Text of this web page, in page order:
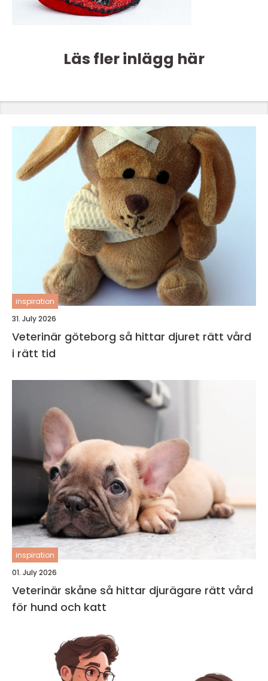
Läs fler inlägg här
inspiration
31. July 2026
Veterinär göteborg så hittar djuret rätt vård
i rätt tid
inspiration
01. July 2026
Veterinär skåne så hittar djurägare rätt vård
för hund och katt